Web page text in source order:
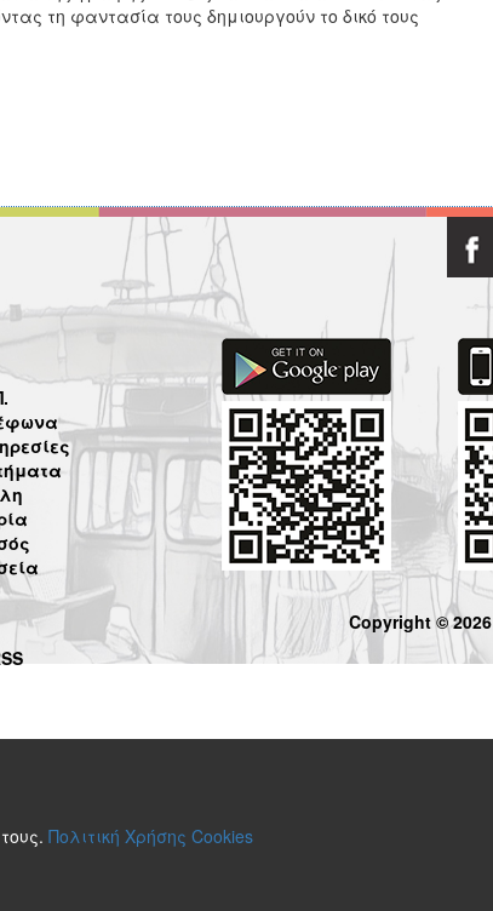
τη φαντασία τους δημιουργούν το δικό τους
Copyright © 2026
Πολιτική Χρήσης Cookies